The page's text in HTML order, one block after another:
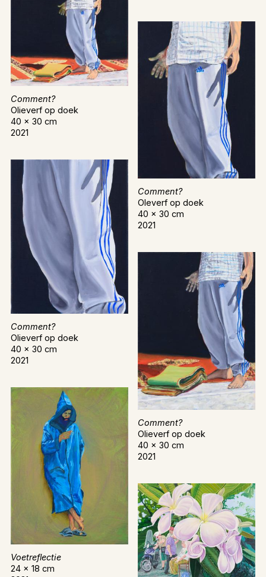
Comment?
Olieverf op doek
40 x 30 cm
2021
Comment?
Oleverf op doek
40 x 30 cm
2021
Comment?
Olieverf op doek
40 x 30 cm
2021
Comment?
Olieverf op doek
40 x 30 cm
2021
Voetreflectie
24 x 18 cm